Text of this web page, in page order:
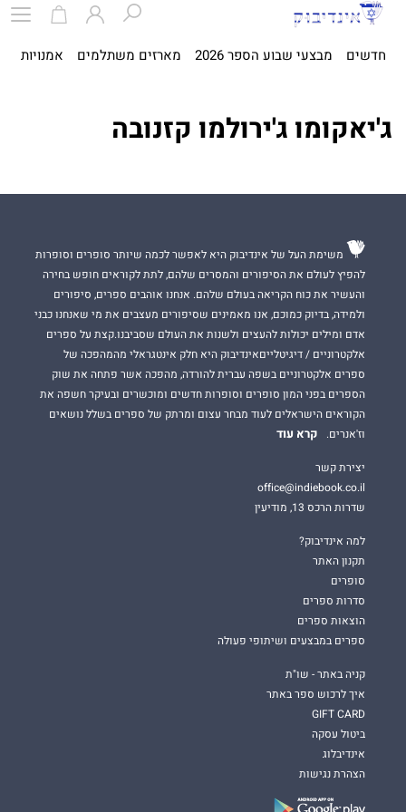
חדשים מבצעי שבוע הספר 2026 מארזים משתלמים אמנויות
ג'יאקומו ג'ירולמו קזנובה
משימת העל של אינדיבוק היא לאפשר לכמה שיותר סופרים וסופרות
להפיץ לעולם את הסיפורים והמסרים שלהם, לתת לקוראים חופש בחירה
והעשיר את כוח הקריאה בעולם שלהם. אנחנו אוהבים ספרים, סיפורים
ולמידה, בדיוק כמוכם, אנו מאמינים שסיפורים מעצבים את מי שאנחנו כבני
אדם ומילים יכולות להעצים ולשנות את העולם שסביבנו.קצת על ספרים
אלקטרוניים / דיגיטלייםאינדיבוק היא חלק אינטגראלי מהמהפכה של
ספרים אלקטרוניים בשפה עברית להורדה, מהפכה אשר פתחה את שוק
הספרים בפני המון סופרים וסופרות חדשים ומוכשרים ובעיקר חשפה את
הקוראים הישראלים לעוד מבחר עצום ומרתק של ספרים בשלל נושאים
וז'אנרים.
קרא עוד
יצירת קשר
office@indiebook.co.il
שדרות הרכס 13, מודיעין
למה אינדיבוק?
תקנון האתר
סופרים
סדרות ספרים
הוצאות ספרים
ספרים במבצעים ושיתופי פעולה
קניה באתר - שו"ת
איך לרכוש ספר באתר
GIFT CARD
ביטול עסקה
אינדיבלוג
הצהרת נגישות